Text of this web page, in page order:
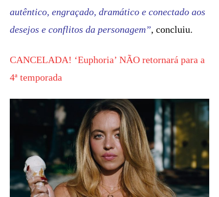
autêntico, engraçado, dramático e conectado aos
desejos e conflitos da personagem”, concluiu.
CANCELADA! ‘Euphoria’ NÃO retornará para a
4ª temporada